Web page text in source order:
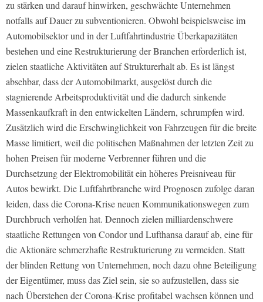
zu stärken und darauf hinwirken, geschwächte Unternehmen
notfalls auf Dauer zu subventionieren. Obwohl beispielsweise im
Automobilsektor und in der Luftfahrtindustrie Überkapazitäten
bestehen und eine Restrukturierung der Branchen erforderlich ist,
zielen staatliche Aktivitäten auf Strukturerhalt ab. Es ist längst
absehbar, dass der Automobilmarkt, ausgelöst durch die
stagnierende Arbeitsproduktivität und die dadurch sinkende
Massenkaufkraft in den entwickelten Ländern, schrumpfen wird.
Zusätzlich wird die Erschwinglichkeit von Fahrzeugen für die breite
Masse limitiert, weil die politischen Maßnahmen der letzten Zeit zu
hohen Preisen für moderne Verbrenner führen und die
Durchsetzung der Elektromobilität ein höheres Preisniveau für
Autos bewirkt. Die Luftfahrtbranche wird Prognosen zufolge daran
leiden, dass die Corona-Krise neuen Kommunikationswegen zum
Durchbruch verholfen hat. Dennoch zielen milliardenschwere
staatliche Rettungen von Condor und Lufthansa darauf ab, eine für
die Aktionäre schmerzhafte Restrukturierung zu vermeiden. Statt
der blinden Rettung von Unternehmen, noch dazu ohne Beteiligung
der Eigentümer, muss das Ziel sein, sie so aufzustellen, dass sie
nach Überstehen der Corona-Krise profitabel wachsen können und